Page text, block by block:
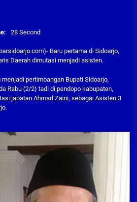
28 Second
Baru pertama di Sidoarjo,
Daerah dimutasi menjadi asisten.
menjadi pertimbangan Bupati Sidoarjo,
Rabu (2/2) tadi di pendopo kabupaten,
jabatan Ahmad Zaini, sebagai Asisten 3